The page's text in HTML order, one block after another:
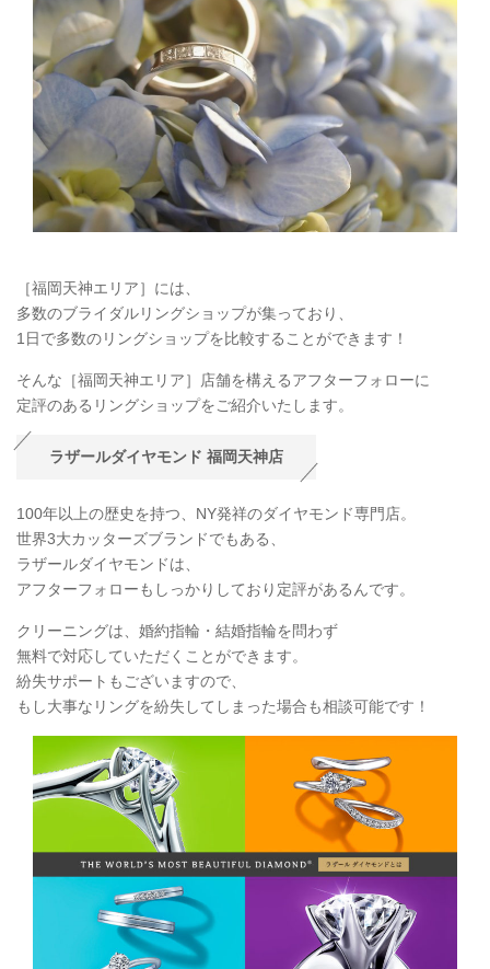
［福岡天神エリア］には、
多数のブライダルリングショップが集っており、
1日で多数のリングショップを比較することができます！
そんな［福岡天神エリア］店舗を構えるアフターフォローに
定評のあるリングショップをご紹介いたします。
ラザールダイヤモンド 福岡天神店
100年以上の歴史を持つ、NY発祥のダイヤモンド専門店。
世界3大カッターズブランドでもある、
ラザールダイヤモンドは、
アフターフォローもしっかりしており定評があるんです。
クリーニングは、婚約指輪・結婚指輪を問わず
無料で対応していただくことができます。
紛失サポートもございますので、
もし大事なリングを紛失してしまった場合も相談可能です！